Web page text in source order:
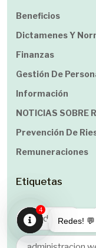
Beneficios
Dictamenes Y
Finanzas
Gestión De
Información
NOTICIAS SOBRE
Prevención De
Remuneraciones
Etiquetas
accidentesRedes! 💬
Open
4